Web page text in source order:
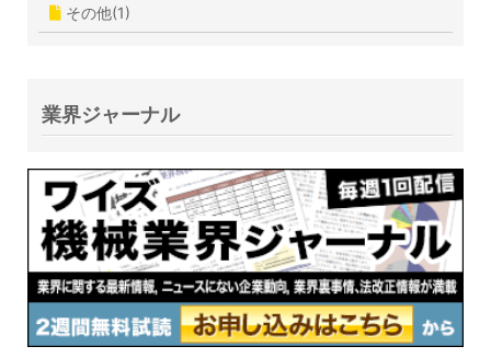
その他(1)
業界ジャーナル